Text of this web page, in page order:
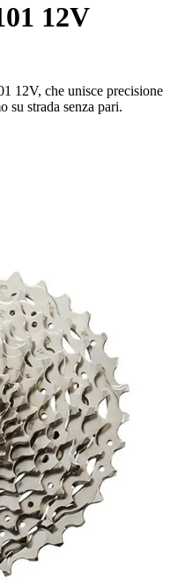
12V
12V, che unisce precisione
su strada senza pari.